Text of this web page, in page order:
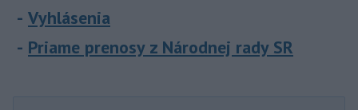
Vyhlásenia
Priame prenosy z Národnej rady SR